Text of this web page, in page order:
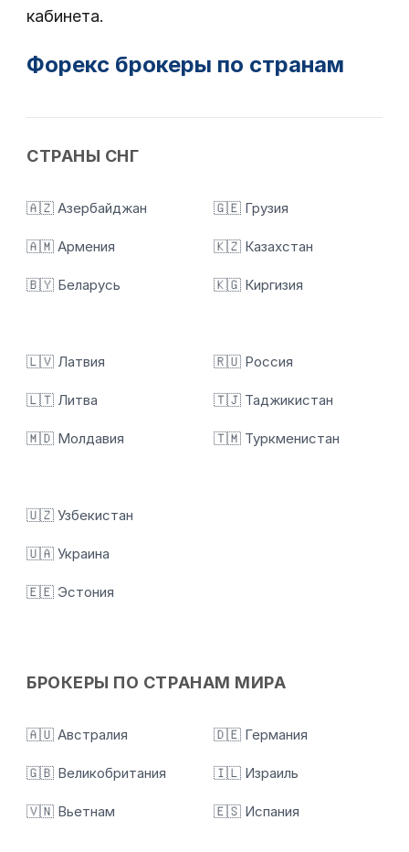
кабинета.
Форекс брокеры по странам
СТРАНЫ СНГ
🇦🇿 Азербайджан
🇦🇲 Армения
🇧🇾 Беларусь
🇬🇪 Грузия
🇰🇿 Казахстан
🇰🇬 Киргизия
🇱🇻 Латвия
🇱🇹 Литва
🇲🇩 Молдавия
🇷🇺 Россия
🇹🇯 Таджикистан
🇹🇲 Туркменистан
🇺🇿 Узбекистан
🇺🇦 Украина
🇪🇪 Эстония
БРОКЕРЫ ПО СТРАНАМ МИРА
🇦🇺 Австралия
🇬🇧 Великобритания
🇻🇳 Вьетнам
🇩🇪 Германия
🇮🇱 Израиль
🇪🇸 Испания